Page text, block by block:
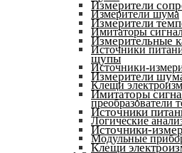
Измерители шума
Имитаторы
Источники
Источники-
Клещи
преобразователи
Логические
Модульные
Измерители
Измерители
Измерительные
щупы
Измерители
Имитаторы
Источники
Источники-
Клещи